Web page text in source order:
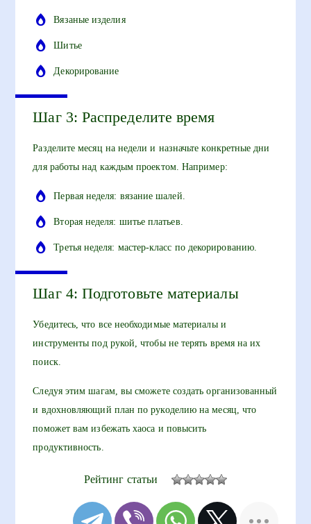
Вязаные изделия
Шитье
Декорирование
Шаг 3: Распределите время
Разделите месяц на недели и назначьте конкретные дни
для работы над каждым проектом. Например:
Первая неделя: вязание шалей.
Вторая неделя: шитье платьев.
Третья неделя: мастер-класс по декорированию.
Шаг 4: Подготовьте материалы
Убедитесь, что все необходимые материалы и
инструменты под рукой, чтобы не терять время на их
поиск.
Следуя этим шагам, вы сможете создать организованный
и вдохновляющий план по рукоделию на месяц, что
поможет вам избежать хаоса и повысить
продуктивность.
Рейтинг статьи